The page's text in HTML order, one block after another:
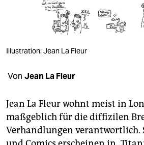
verlag
verlag
shop
fragen & hilfe
Illustration: Jean La Fleur
Von Jean La Fleur
Jean La Fleur wohnt meist in
maßgeblich für die diffizilen
Verhandlungen verantwortlich.